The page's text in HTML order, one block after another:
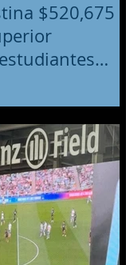
$520,675
desarrollo